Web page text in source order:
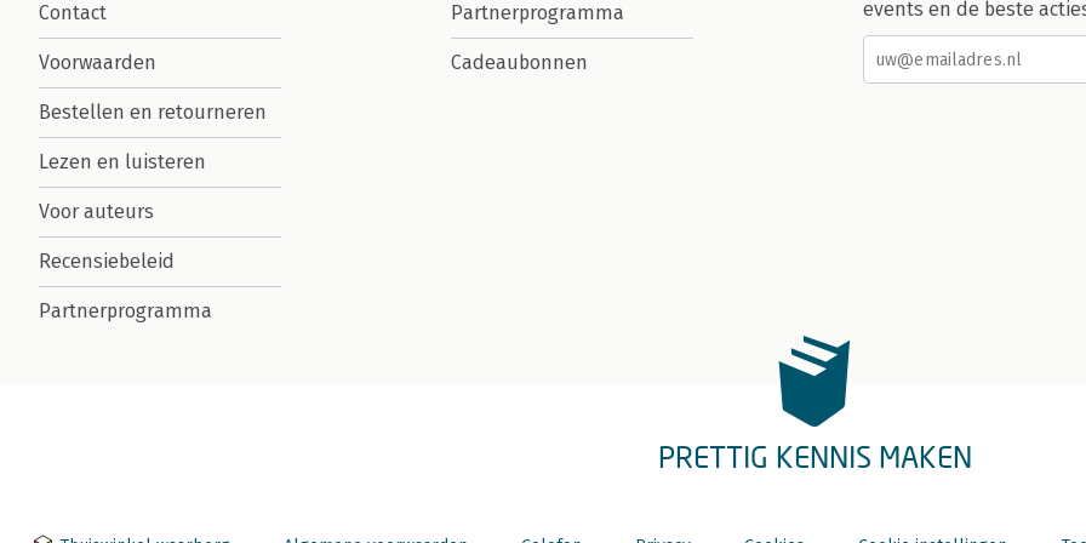
Contact
Voorwaarden
Bestellen en retourneren
Lezen en luisteren
Voor auteurs
Recensiebeleid
Partnerprogramma
Partnerprogramma
Cadeaubonnen
events en de beste
PRETTIG KENNIS MAKEN